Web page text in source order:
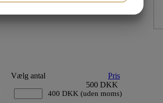
Vælg antal
Pris
500 DKK
400 DKK (uden moms)